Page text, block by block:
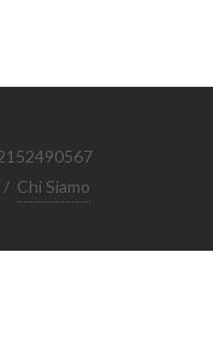
/ Chi Siamo